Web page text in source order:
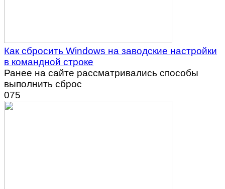
Как сбросить Windows на заводские настройки
в командной строке
Ранее на сайте рассматривались способы
выполнить сброс
075